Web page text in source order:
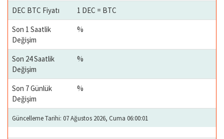
DEC BTC Fiyatı
1 DEC = BTC
Son 1 Saatlik
Değişim
%
Son 24 Saatlik
Değişim
%
Son 7 Günlük
Değişim
%
Güncelleme Tarihi: 07 Ağustos 2026, Cuma 06:00:01